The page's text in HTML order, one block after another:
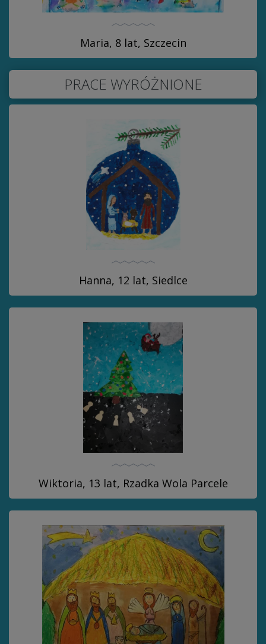
Maria, 8 lat, Szczecin
PRACE WYRÓŻNIONE
Hanna, 12 lat, Siedlce
Wiktoria, 13 lat, Rzadka Wola Parcele